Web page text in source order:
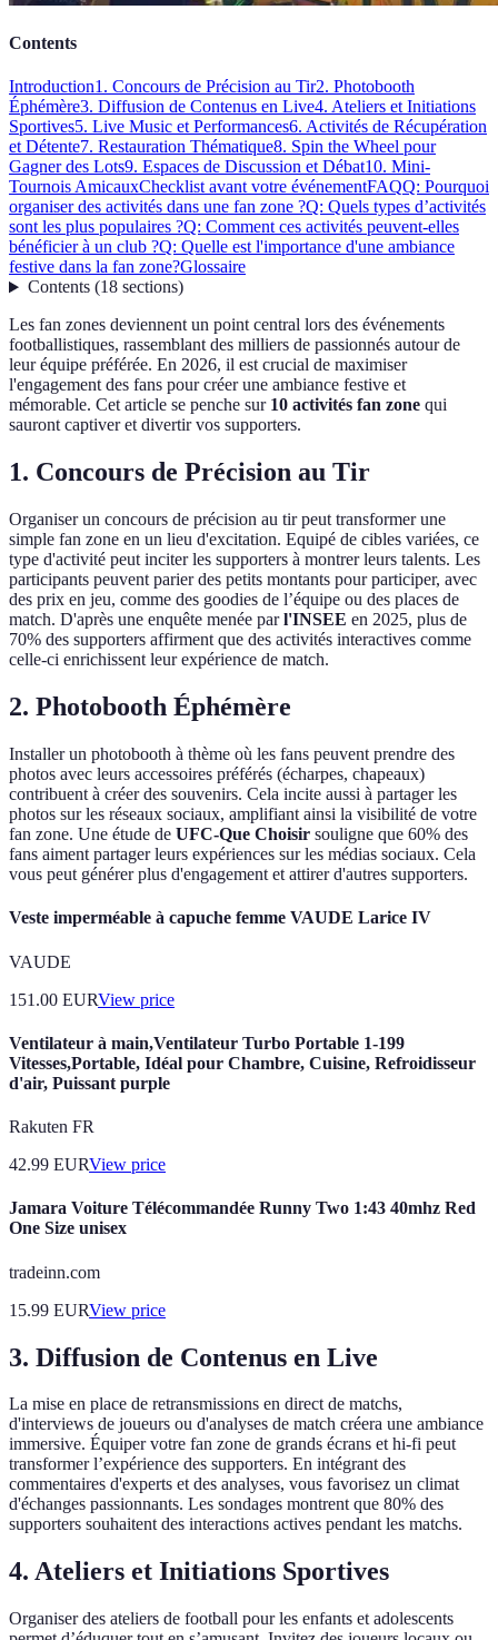
Contents
Introduction1. Concours de Précision au Tir2. Photobooth
Éphémère3. Diffusion de Contenus en Live4. Ateliers et Initiations
Sportives5. Live Music et Performances6. Activités de Récupération
et Détente7. Restauration Thématique8. Spin the Wheel pour
Gagner des Lots9. Espaces de Discussion et Débat10. Mini-
Tournois AmicauxChecklist avant votre événementFAQQ: Pourquoi
organiser des activités dans une fan zone ?Q: Quels types d’activités
sont les plus populaires ?Q: Comment ces activités peuvent-elles
bénéficier à un club ?Q: Quelle est l'importance d'une ambiance
festive dans la fan zone?Glossaire
Contents(18 sections)
Les fan zones deviennent un point central lors des événements
footballistiques, rassemblant des milliers de passionnés autour de
leur équipe préférée. En 2026, il est crucial de maximiser
l'engagement des fans pour créer une ambiance festive et
mémorable. Cet article se penche sur 10 activités fan zone qui
sauront captiver et divertir vos supporters.
1. Concours de Précision au Tir
Organiser un concours de précision au tir peut transformer une
simple fan zone en un lieu d'excitation. Equipé de cibles variées, ce
type d'activité peut inciter les supporters à montrer leurs talents. Les
participants peuvent parier des petits montants pour participer, avec
des prix en jeu, comme des goodies de l’équipe ou des places de
match. D'après une enquête menée parl'INSEE en 2025, plus de
70% des supporters affirment que des activités interactives comme
celle-ci enrichissent leur expérience de match.
2. Photobooth Éphémère
Installer un photobooth à thème où les fans peuvent prendre des
photos avec leurs accessoires préférés (écharpes, chapeaux)
contribuent à créer des souvenirs. Cela incite aussi à partager les
photos sur les réseaux sociaux, amplifiant ainsi la visibilité de votre
fan zone. Une étude de UFC-Que Choisir souligne que 60% des
fans aiment partager leurs expériences sur les médias sociaux. Cela
vous peut générer plus d'engagement et attirer d'autres supporters.
Veste imperméable à capuche femme VAUDE Larice IV
VAUDE
151.00 EURView price
Ventilateur à main,Ventilateur Turbo Portable 1-199
Vitesses,Portable, Idéal pour Chambre, Cuisine, Refroidisseur
d'air, Puissant purple
Rakuten FR
42.99 EURView price
Jamara Voiture Télécommandée Runny Two 1:43 40mhz Red
One Size unisex
tradeinn.com
15.99 EURView price
3. Diffusion de Contenus en Live
La mise en place de retransmissions en direct de matchs,
d'interviews de joueurs ou d'analyses de match créera une ambiance
immersive. Équiper votre fan zone de grands écrans et hi-fi peut
transformer l’expérience des supporters. En intégrant des
commentaires d'experts et des analyses, vous favorisez un climat
d'échanges passionnants. Les sondages montrent que 80% des
supporters souhaitent des interactions actives pendant les matchs.
4. Ateliers et Initiations Sportives
Organiser des ateliers de football pour les enfants et adolescents